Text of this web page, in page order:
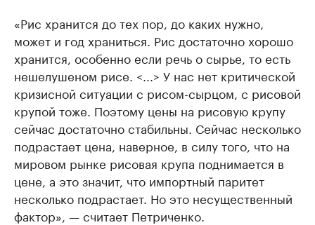
«Рис хранится до тех пор, до каких нужно,
может и год храниться. Рис достаточно хорошо
хранится, особенно если речь о сырье, то есть
нешелушеном рисе. <...> У нас нет критической
кризисной ситуации с рисом-сырцом, с рисовой
крупой тоже. Поэтому цены на рисовую крупу
сейчас достаточно стабильны. Сейчас несколько
подрастает цена, наверное, в силу того, что на
мировом рынке рисовая крупа поднимается в
цене, а это значит, что импортный паритет
несколько подрастает. Но это несущественный
фактор», — считает Петриченко.